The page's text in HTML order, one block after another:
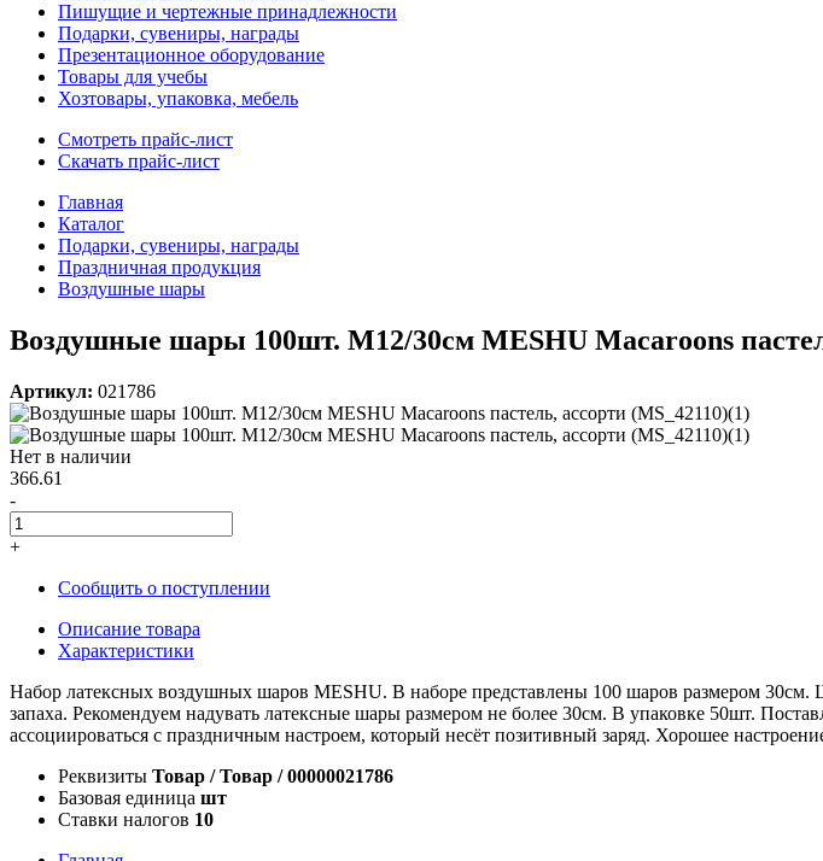
Пишущие и чертежные принадлежности
Подарки, сувениры, награды
Презентационное оборудование
Товары для учебы
Хозтовары, упаковка, мебель
Смотреть прайс-лист
Скачать прайс-лист
Главная
Каталог
Подарки, сувениры, награды
Праздничная продукция
Воздушные шары
Воздушные шары 100шт. М12/30см MESHU Macaroons
Артикул: 021786
Нет в наличии
366.61
-
+
Сообщить о поступлении
Описание товара
Характеристики
Набор латексных воздушных шаров MESHU. В наборе представлены 100 шаров размером 30см.
запаха. Рекомендуем надувать латексные шары размером не более 30см. В упаковке 50шт.
ассоциироваться с праздничным настроем, который несёт позитивный заряд. Хорошее
Реквизиты Товар / Товар / 00000021786
Базовая единица шт
Ставки налогов 10